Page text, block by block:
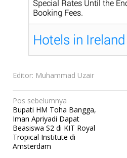
Editor: Muhammad Uzair
N
a
v
i
Pos sebelumnya
Bupati HM Toha Bangga,
Iman Apriyadi Dapat
Beasiswa S2 di KIT Royal
Tropical Institute di
Amsterdam